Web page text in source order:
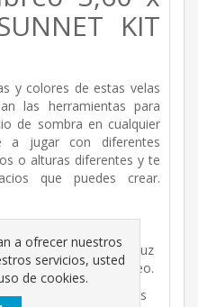
KIT
y colores de estas velas
las herramientas para
de sombra en cualquier
a jugar con diferentes
o alturas diferentes y te
que puedes crear.
la cantidad de luz
en la zona de sombreo.
la cuerda a las argollas
a ofrecer nuestros
servicios, usted
de cookies.